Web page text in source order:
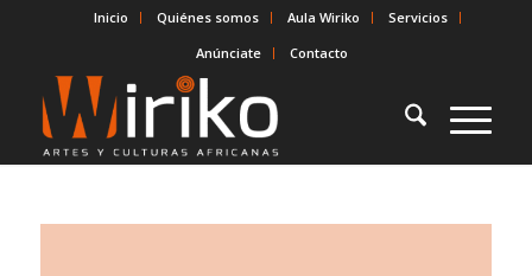
Inicio Quiénes somos Aula Wiriko
Servicios
Anúnciate
Contacto